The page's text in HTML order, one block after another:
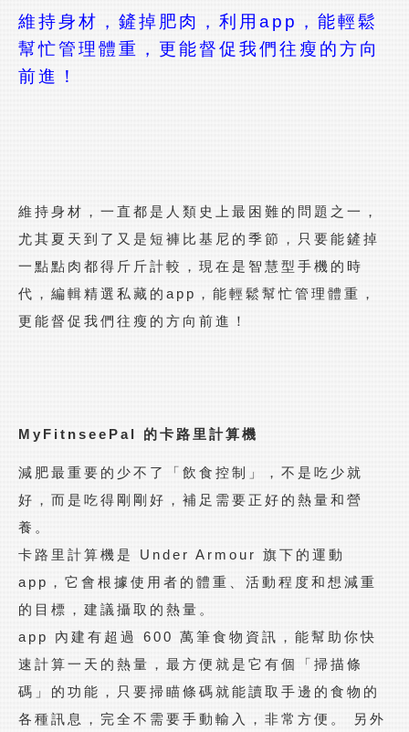
Lexports 勵動風潮
維持身材，鏟掉肥肉，利用 app ，能輕鬆
幫忙管理體重，更能督促我們往瘦的方向
前進！
維持身材，一直都是人類史上最困難的問題之一，
尤其夏天到了又是短褲比基尼的季節，只要能鏟掉
一點點肉都得斤斤計較，現在是智慧型手機的時
代，編輯精選私藏的app，能輕鬆幫忙管理體重，
更能督促我們往瘦的方向前進！
MyFitnseePal 的卡路里計算機
減肥最重要的少不了「飲食控制」，不是吃少就
好，而是吃得剛剛好，補足需要正好的熱量和營
養。
卡路里計算機是 Under Armour 旗下的運動
app，它會根據使用者的體重、活動程度和想減重
的目標，建議攝取的熱量。
app 內建有超過 600 萬筆食物資訊，能幫助你快
速計算一天的熱量，最方便就是它有個「掃描條
碼」的功能，只要掃瞄條碼就能讀取手邊的食物的
各種訊息，完全不需要手動輸入，非常方便。 另外